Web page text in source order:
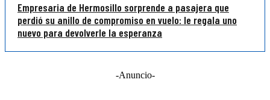
Empresaria de Hermosillo sorprende a pasajera que
perdió su anillo de compromiso en vuelo: le regala uno
nuevo para devolverle la esperanza
-Anuncio-